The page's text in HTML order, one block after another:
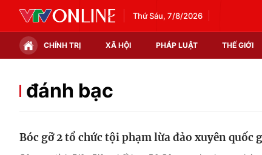
Thứ Sáu, 7/8/2026
CHÍNH TRỊ XÃ HỘI PHÁP LUẬT THẾ GIỚI
Chính trị
đánh bạc
Bóc gỡ 2 tổ chức tội phạm lừa đảo xuyên quốc